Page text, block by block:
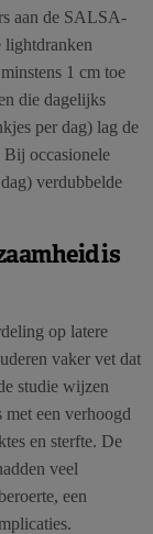
aan de SALSA-
lightdranken
1 cm toe
die dagelijks
per dag) lag de
Bij occasionele
verdubbelde
is
op latere
vaker vet dat
studie wijzen
met een verhoogd
en sterfte. De
veel
een